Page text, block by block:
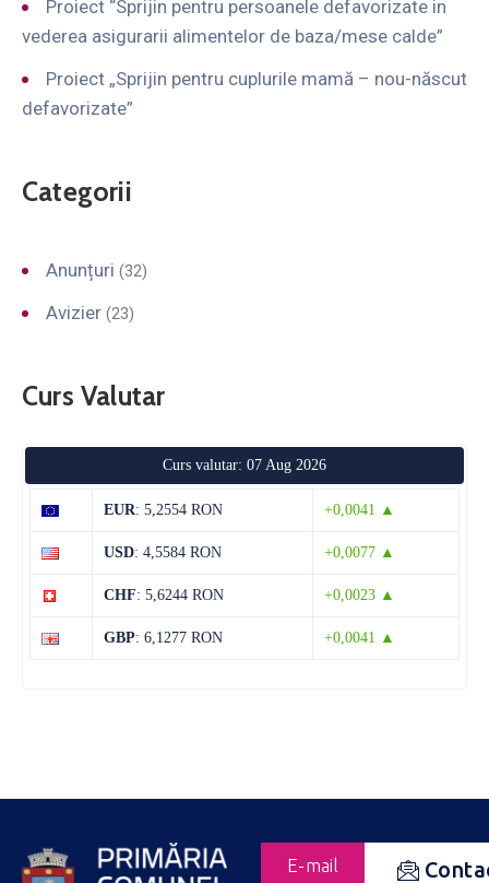
Proiect “Sprijin pentru persoanele defavorizate in
vederea asigurarii alimentelor de baza/mese calde”
Proiect „Sprijin pentru cuplurile mamă – nou-născut
defavorizate”
Categorii
Anunțuri (32)
Avizier (23)
Curs Valutar
Curs valutar: 07 Aug 2026
EUR: 5,2554 RON +0,0041 ▲
USD: 4,5584 RON +0,0077 ▲
CHF: 5,6244 RON +0,0023 ▲
GBP: 6,1277 RON +0,0041 ▲
E-mail